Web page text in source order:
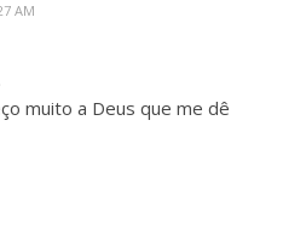
AM
muito a Deus que me dê